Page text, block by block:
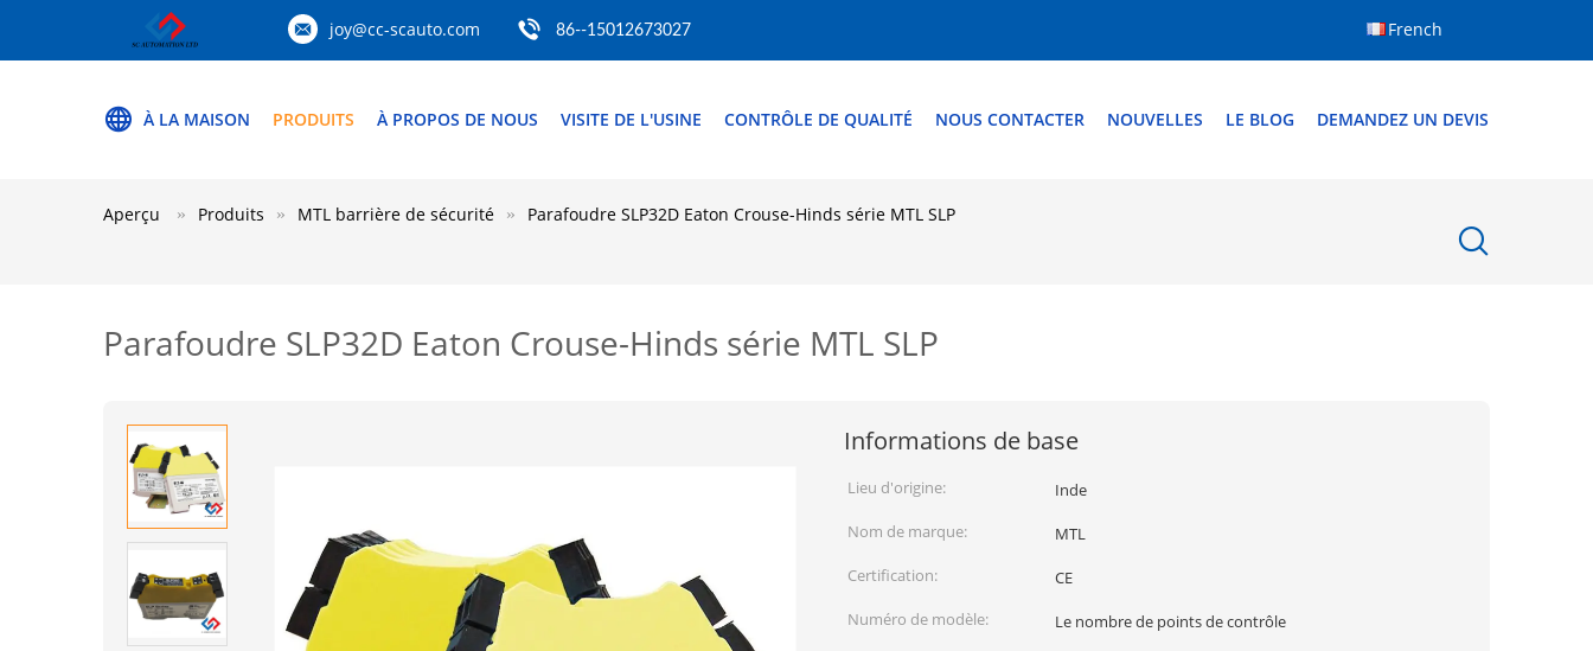
joy@cc-scauto.com 86--15012673027 French
À LA MAISON PRODUITS À PROPOS DE NOUS VISITE DE L'USINE CONTRÔLE DE QUALITÉ NOUS CONTACTER NOUVELLES LE BLOG DEMANDEZ UN DEVIS
Aperçu Produits MTL barrière de sécurité Parafoudre SLP32D Eaton Crouse-Hinds série MTL SLP
Parafoudre SLP32D Eaton Crouse-Hinds série MTL SLP
Informations de base
Lieu d'origine:
Inde
Nom de marque:
MTL
Certification:
CE
Numéro de modèle:
Le nombre de points de contrôle